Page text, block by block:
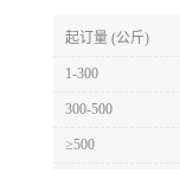
起订量 (公斤)
1-300
300-500
≥500